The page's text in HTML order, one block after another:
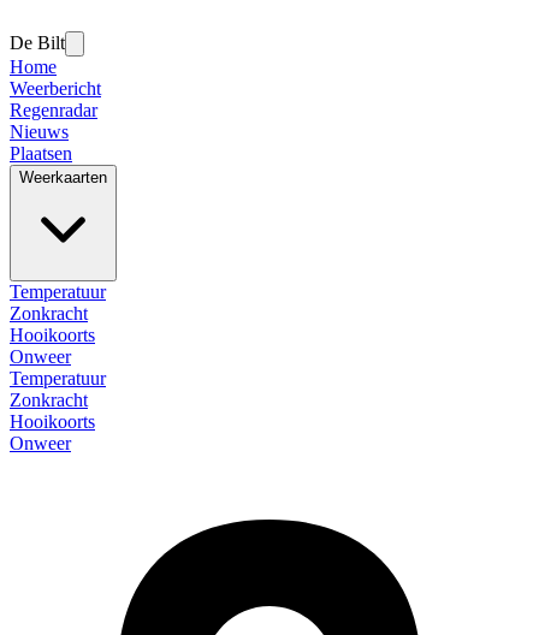
De Bilt
Home
Weerbericht
Regenradar
Nieuws
Plaatsen
Weerkaarten
Temperatuur
Zonkracht
Hooikoorts
Onweer
Temperatuur
Zonkracht
Hooikoorts
Onweer